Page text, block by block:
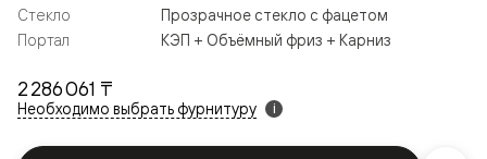
2 286 061 ₸
Необходимо выбрать фурнитуру i
Стекло
Прозрачное стекло с фацетом
Портал
КЭП + Объёмный фриз + Карниз